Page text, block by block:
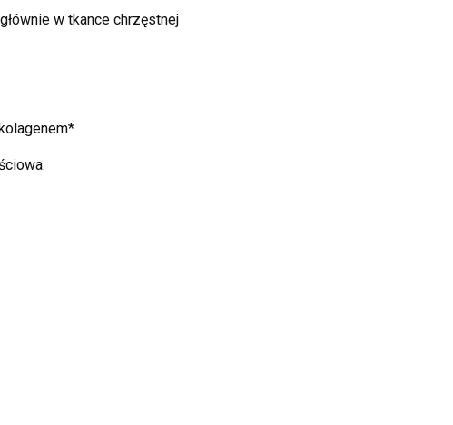
w tkance chrzęstnej